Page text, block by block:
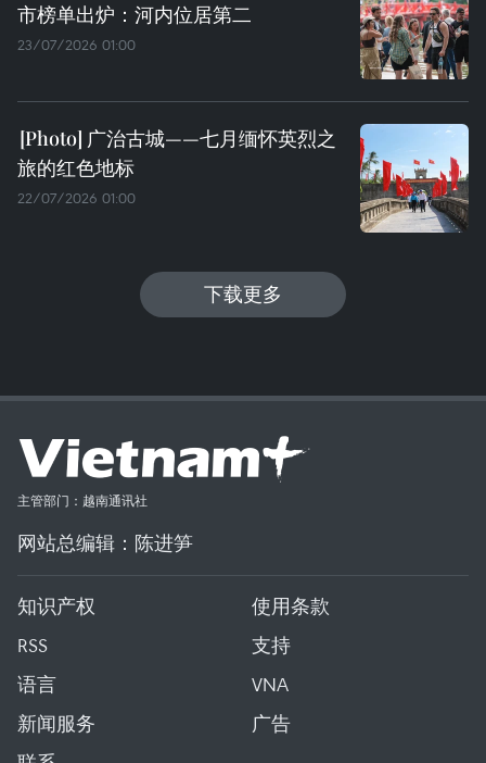
市榜单出炉：河内位居第二
23/07/2026 01:00
广治古城——七月缅怀英烈之
旅的红色地标
22/07/2026 01:00
下载更多
主管部门：越南通讯社
网站总编辑：陈进笋
知识产权
使用条款
RSS
支持
语言
VNA
新闻服务
广告